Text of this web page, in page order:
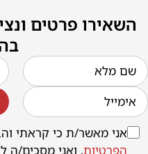
השאירו פרטים
אני מאשר/ת כי קראתי
הפרטיות, ואני מסכים/ה